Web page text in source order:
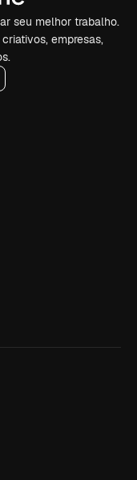
seu melhor trabalho.
empresas,